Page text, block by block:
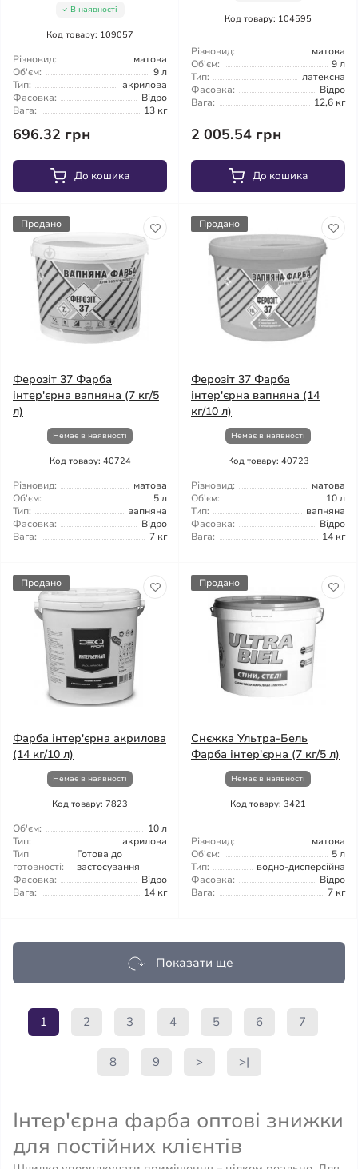
В наявності
Код товару: 109057
Різновид:
матова
Об'єм:
9 л
Тип:
акрилова
Фасовка:
Відро
Вага:
13 кг
696.32 грн
До кошика
Код товару: 104595
Різновид:
матова
Об'єм:
9 л
Тип:
латексна
Фасовка:
Відро
Вага:
12,6 кг
2 005.54 грн
До кошика
Продано
Ферозіт 37 Фарба
інтер'єрна вапняна (7 кг/5
л)
Немає в наявності
Код товару: 40724
Різновид:
матова
Об'єм:
5 л
Тип:
вапняна
Фасовка:
Відро
Вага:
7 кг
Продано
Ферозіт 37 Фарба
інтер'єрна вапняна (14
кг/10 л)
Немає в наявності
Код товару: 40723
Різновид:
матова
Об'єм:
10 л
Тип:
вапняна
Фасовка:
Відро
Вага:
14 кг
Продано
Фарба інтер'єрна акрилова
(14 кг/10 л)
Немає в наявності
Код товару: 7823
Об'єм:
10 л
Тип:
акрилова
Тип
готовності:
Готова до
застосування
Фасовка:
Відро
Вага:
14 кг
Продано
Снєжка Ультра-Бель
Фарба інтер'єрна (7 кг/5 л)
Немає в наявності
Код товару: 3421
Різновид:
матова
Об'єм:
5 л
Тип:
водно-дисперсійна
Фасовка:
Відро
Вага:
7 кг
Показати ще
1 2 3 4 5 6 7
8 9 > >|
Інтер'єрна фарба оптові знижки
для постійних клієнтів